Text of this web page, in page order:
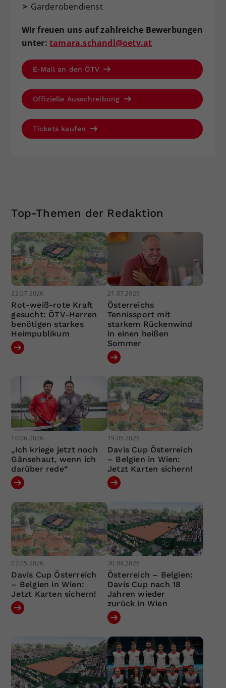
Garderobendienst
Wir freuen uns auf zahlreiche Bewerbungen
unter: tamara.schandl@oetv.at
E-Mail an den ÖTV
Offizielle Ausschreibung
Tickets kaufen
Top-Themen der Redaktion
22.07.2026
Rot-weiß-rote Kraft
gesucht: ÖTV-Herren
benötigen starkes
Heimpublikum
21.07.2026
Österreichs
Tennissport mit
starkem Rückenwind
in einen heißen
Sommer
10.06.2026
„Ich kriege jetzt noch
Gänsehaut, wenn ich
darüber rede“
19.05.2026
Davis Cup Österreich
– Belgien in Wien:
Jetzt Karten sichern!
07.05.2026
Davis Cup Österreich
– Belgien in Wien:
Jetzt Karten sichern!
30.04.2026
Österreich – Belgien:
Davis Cup nach 18
Jahren wieder
zurück in Wien